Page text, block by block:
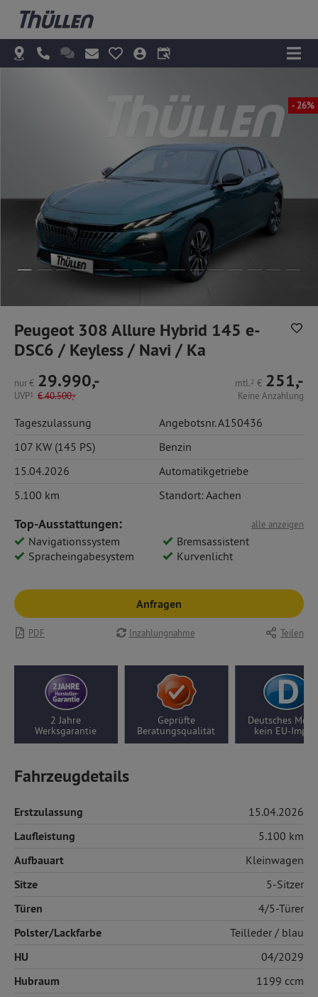
- 26%
Peugeot 308 Allure Hybrid 145 e-
DSC6 / Keyless / Navi / Ka
nur€ 29.990,-
UVP1 €40.500,-
mtl.2 € 251,-
Keine Anzahlung
Tageszulassung
Angebotsnr. A150436
107 KW (145 PS)
Benzin
15.04.2026
Automatikgetriebe
5.100 km
Standort: Aachen
alle anzeigen
Top-Ausstattungen:
Navigationssystem
Bremsassistent
Spracheingabesystem
Kurvenlicht
Anfragen
PDF Inzahlungnahme Teilen
Geprüfte
Beratungsqualität
Deutsches Modell,
kein EU-Import
10 Jahre Motor-/
Getriebegarantie
Fahrzeugdetails
Erstzulassung 15.04.2026
Laufleistung 5.100 km
Aufbauart Kleinwagen
Sitze 5-Sitzer
Türen 4/5-Türer
Polster/Lackfarbe Teilleder / blau
HU 04/2029
Hubraum 1199 ccm